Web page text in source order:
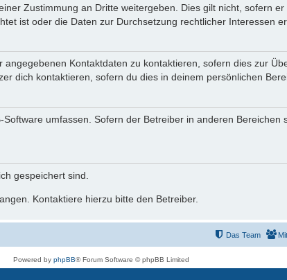
Zustimmung an Dritte weitergeben. Dies gilt nicht, sofern
ist oder die Daten zur Durchsetzung rechtlicher Interessen
Kontaktdaten zu kontaktieren, sofern dies zur
dich kontaktieren, sofern du dies in deinem persönlichen
umfassen. Sofern der Betreiber in anderen
gespeichert sind.
Kontaktiere hierzu bitte den Betreiber.
Das Team
Powered by phpBB® Forum Software © phpBB Limited